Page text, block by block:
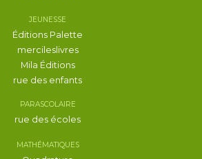
JEUNESSE
Éditions Palette
mercileslivres
Mila Éditions
rue des enfants
PARASCOLAIRE
rue des écoles
MATHÉMATIQUES